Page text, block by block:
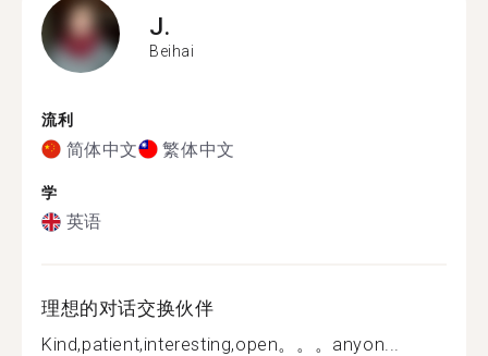
J.
Beihai
流利
简体中文 繁体中文
学
英语
理想的对话交换伙伴
Kind,patient,interesting,open。。。anyon...